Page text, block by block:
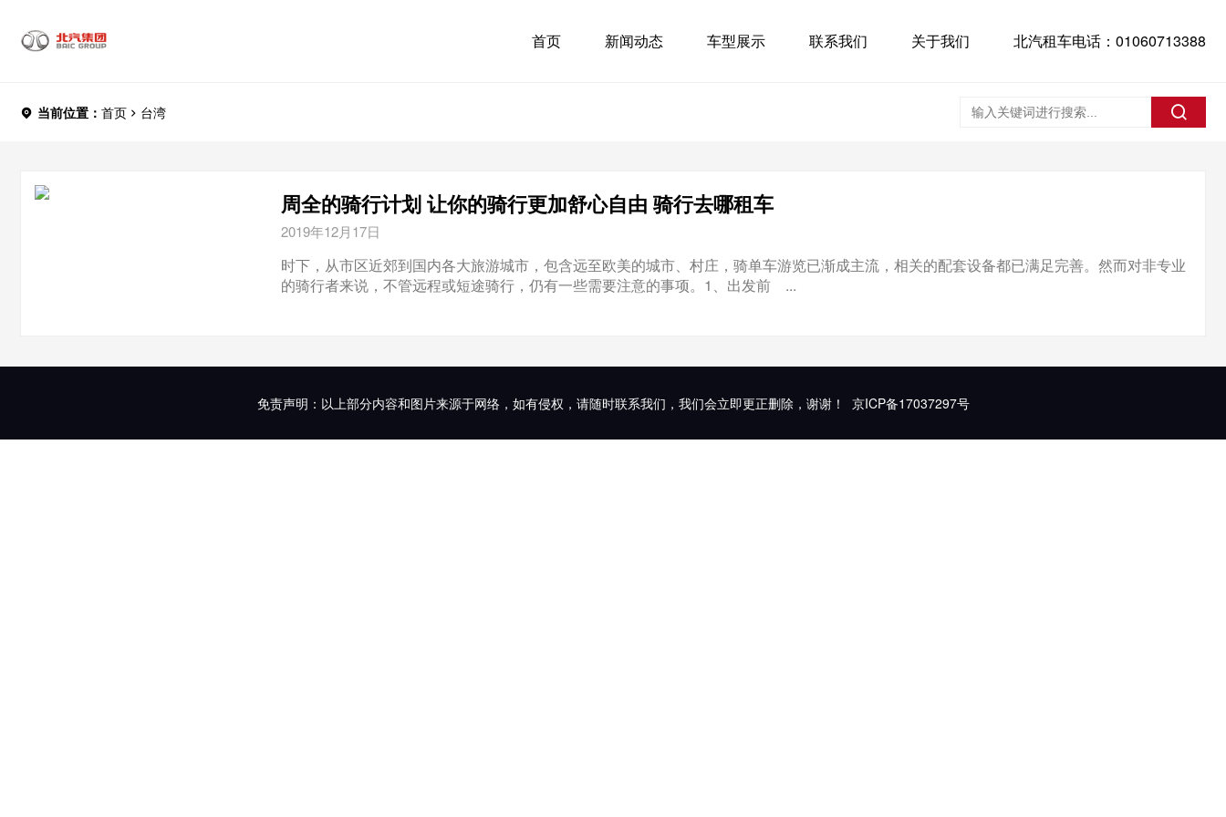
首页 新闻动态 车型展示 联系我们 关于我们 北汽租车电话：01060713388
当前位置： 首页 台湾
周全的骑行计划 让你的骑行更加舒心自由 骑行去哪租车
2019年12月17日
时下，从市区近郊到国内各大旅游城市，包含远至欧美的城市、村庄，骑单车游览已渐成主流，相关的配套设备都已满足完善。然而对非专业
的骑行者来说，不管远程或短途骑行，仍有一些需要注意的事项。1、出发前 ...
免责声明：以上部分内容和图片来源于网络，如有侵权，请随时联系我们，我们会立即更正删除，谢谢！ 京ICP备17037297号